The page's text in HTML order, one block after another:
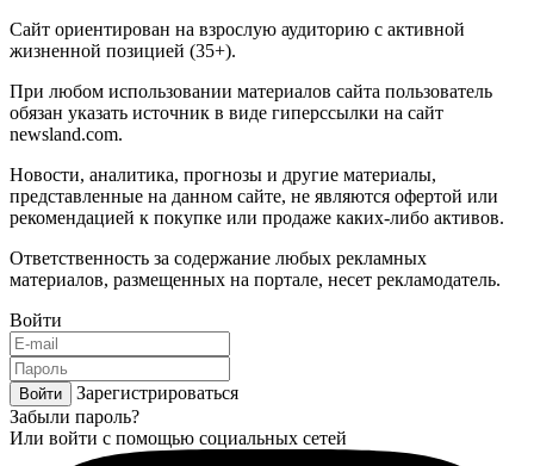
Сайт ориентирован на взрослую аудиторию с активной
жизненной позицией (35+).
При любом использовании материалов сайта пользователь
обязан указать источник в виде гиперссылки на сайт
newsland.com.
Новости, аналитика, прогнозы и другие материалы,
представленные на данном сайте, не являются офертой или
рекомендацией к покупке или продаже каких-либо активов.
Ответственность за содержание любых рекламных
материалов, размещенных на портале, несет рекламодатель.
Войти
Войти
Зарегистрироваться
Забыли пароль?
Или войти с помощью социальных сетей